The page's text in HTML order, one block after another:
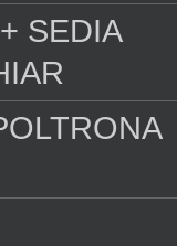
SEDIA